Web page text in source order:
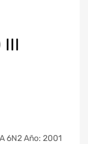
III
6N2 Año: 2001